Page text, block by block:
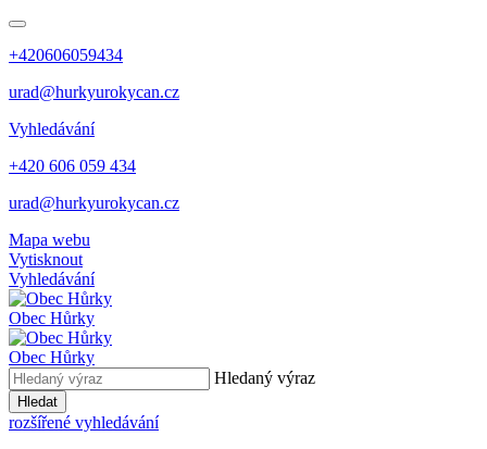
+420606059434
urad@hurkyurokycan.cz
Vyhledávání
+420 606 059 434
urad@hurkyurokycan.cz
Mapa webu
Vytisknout
Vyhledávání
Obec Hůrky
Obec Hůrky
Hledaný výraz
Hledat
rozšířené vyhledávání